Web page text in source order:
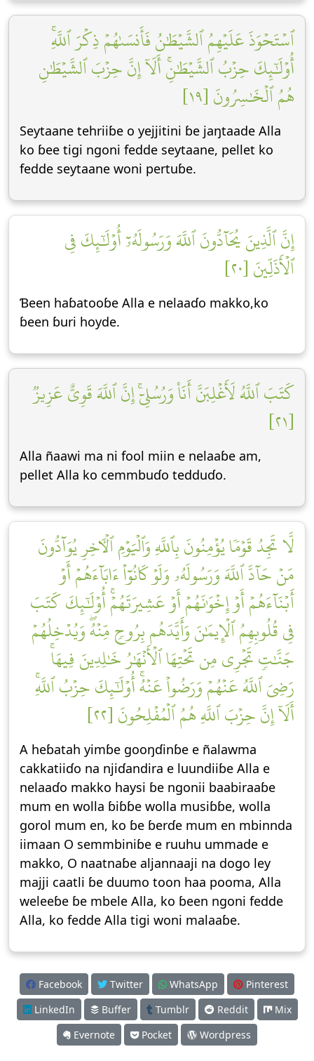
ٱسۡتَحۡوَذَ عَلَيۡهِمُ ٱلشَّيۡطَٰنُ فَأَنسَىٰهُمۡ ذِكۡرَ ٱللَّهِۚ
أُوْلَٰٓئِكَ حِزۡبُ ٱلشَّيۡطَٰنِۚ أَلَآ إِنَّ حِزۡبَ ٱلشَّيۡطَٰنِ
هُمُ ٱلۡخَٰسِرُونَ [١٩]
Seytaane tehriiɓe o yejjitini ɓe jaŋtaade Alla
ko ɓee tigi ngoni fedde seytaane, pellet ko
fedde seytaane woni pertuɓe.
إِنَّ ٱلَّذِينَ يُحَآدُّونَ ٱللَّهَ وَرَسُولَهُۥٓ أُوْلَٰٓئِكَ فِي
ٱلۡأَذَلِّينَ [٢٠]
Ɓeen haɓatooɓe Alla e nelaaɗo makko,ko
ɓeen ɓuri hoyde.
كَتَبَ ٱللَّهُ لَأَغۡلِبَنَّ أَنَا۠ وَرُسُلِيٓۚ إِنَّ ٱللَّهَ قَوِيٌّ عَزِيزٞ
[٢١]
Alla ñaawi ma ni fool miin e nelaaɓe am,
pellet Alla ko cemmbuɗo tedduɗo.
لَّا تَجِدُ قَوۡمٗا يُؤۡمِنُونَ بِٱللَّهِ وَٱلۡيَوۡمِ ٱلۡأٓخِرِ يُوَآدُّونَ
مَنۡ حَآدَّ ٱللَّهَ وَرَسُولَهُۥ وَلَوۡ كَانُوٓاْ ءَابَآءَهُمۡ أَوۡ
أَبۡنَآءَهُمۡ أَوۡ إِخۡوَٰنَهُمۡ أَوۡ عَشِيرَتَهُمۡۚ أُوْلَٰٓئِكَ كَتَبَ
فِي قُلُوبِهِمُ ٱلۡإِيمَٰنَ وَأَيَّدَهُم بِرُوحٖ مِّنۡهُۖ وَيُدۡخِلُهُمۡ
جَنَّٰتٖ تَجۡرِي مِن تَحۡتِهَا ٱلۡأَنۡهَٰرُ خَٰلِدِينَ فِيهَاۚ
رَضِيَ ٱللَّهُ عَنۡهُمۡ وَرَضُواْ عَنۡهُۚ أُوْلَٰٓئِكَ حِزۡبُ ٱللَّهِۚ
أَلَآ إِنَّ حِزۡبَ ٱللَّهِ هُمُ ٱلۡمُفۡلِحُونَ [٢٢]
A heɓatah yimɓe gooŋɗinɓe e ñalawma
cakkatiiɗo na njiɗandira e luundiiɓe Alla e
nelaaɗo makko haysi ɓe ngonii baabiraaɓe
mum en wolla ɓiɓɓe wolla musiɓɓe, wolla
gorol mum en, ko ɓe ɓerɗe mum en mbinnda
iimaan O semmbiniɓe e ruuhu ummade e
makko, O naatnaɓe aljannaaji na dogo ley
majji caatli ɓe duumo toon haa pooma, Alla
weleeɓe ɓe mbele Alla, ko ɓeen ngoni fedde
Alla, ko fedde Alla tigi woni malaaɓe.
Facebook Twitter WhatsApp
Pinterest
LinkedIn
Buffer Tumblr Reddit
Mix
Evernote
Pocket Wordpress